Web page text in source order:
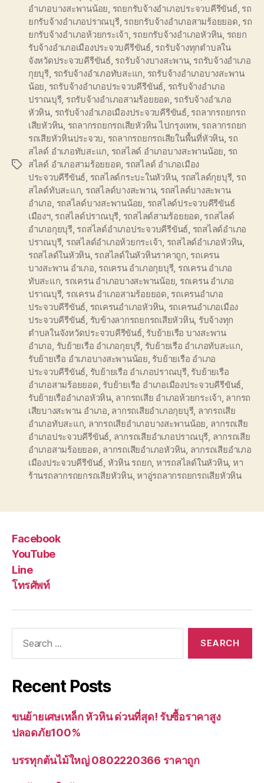
Tags
อำเภอบางสะพานน้อย, รถยกรับจ้างอำเภอประจวบคีรีขันธ์, รถ
ยกรับจ้างอำเภอปราณบุรี, รถยกรับจ้างอำเภอสามร้อยยอด, รถ
ยกรับจ้างอำเภอห้วยกระเจ้า, รถยกรับจ้างอำเภอหัวหิน, รถยก
รับจ้างอำเภอเมืองประจวบคีรีขันธ์, รถรับจ้างทุกตำบลใน
จังหวัดประจวบคีรีขันธ์, รถรับจ้างบางสะพาน, รถรับจ้างอำเภอ
กุยบุรี, รถรับจ้างอำเภอทับสะแก, รถรับจ้างอำเภอบางสะพาน
น้อย, รถรับจ้างอำเภอประจวบคีรีขันธ์, รถรับจ้างอำเภอ
ปราณบุรี, รถรับจ้างอำเภอสามร้อยยอด, รถรับจ้างอำเภอ
หัวหิน, รถรับจ้างอำเภอเมืองประจวบคีรีขันธ์, รถลากรถยกรถ
เสียหัวหิน, รถลากรถยกรถเสียหัวหิน ไปกรุงเทพ, รถลากรถยก
รถเสียหัวหินประจวบ, รถลากรถยกรถเสียในพื้นที่หัวหิน, รถ
สไลด์ อำเภอทับสะแก, รถสไลด์ อำเภอบางสะพานน้อย, รถ
สไลด์ อำเภอสามร้อยยอด, รถสไลด์ อำเภอเมือง
ประจวบคีรีขันธ์, รถสไลด์กระบะในหัวหิน, รถสไลด์กุยบุรี, รถ
สไลด์ทับสะแก, รถสไลด์บางสะพาน, รถสไลด์บางสะพาน
อำเภอ, รถสไลด์บางสะพานน้อย, รถสไลด์ประจวบคีรีขันธ์
เมืองฯ, รถสไลด์ปราณบุรี, รถสไลด์สามร้อยยอด, รถสไลด์
อำเภอกุยบุรี, รถสไลด์อำเภอประจวบคีรีขันธ์, รถสไลด์อำเภอ
ปราณบุรี, รถสไลด์อำเภอห้วยกระเจ้า, รถสไลด์อำเภอหัวหิน,
รถสไลด์ในหัวหิน, รถสไลด์ในหัวหินราคาถูก, รถเครน
บางสะพาน อำเภอ, รถเครน อำเภอกุยบุรี, รถเครน อำเภอ
ทับสะแก, รถเครน อำเภอบางสะพานน้อย, รถเครน อำเภอ
ปราณบุรี, รถเครน อำเภอสามร้อยยอด, รถเครนอำเภอ
ประจวบคีรีขันธ์, รถเครนอำเภอหัวหิน, รถเครนอำเภอเมือง
ประจวบคีรีขันธ์, รับข้างลากรถยกรถเสียหัวหิน, รับจ้างทุก
ตำบลในจังหวัดประจวบคีรีขันธ์, รับย้ายเรือ บางสะพาน
อำเภอ, รับย้ายเรือ อำเภอกุยบุรี, รับย้ายเรือ อำเภอทับสะแก,
รับย้ายเรือ อำเภอบางสะพานน้อย, รับย้ายเรือ อำเภอ
ประจวบคีรีขันธ์, รับย้ายเรือ อำเภอปราณบุรี, รับย้ายเรือ
อำเภอสามร้อยยอด, รับย้ายเรือ อำเภอเมืองประจวบคีรีขันธ์,
รับย้ายเรืออำเภอหัวหิน, ลากรถเสีย อำเภอห้วยกระเจ้า, ลากรถ
เสียบางสะพาน อำเภอ, ลากรถเสียอำเภอกุยบุรี, ลากรถเสีย
อำเภอทับสะแก, ลากรถเสียอำเภอบางสะพานน้อย, ลากรถเสีย
อำเภอประจวบคีรีขันธ์, ลากรถเสียอำเภอปราณบุรี, ลากรถเสีย
อำเภอสามร้อยยอด, ลากรถเสียอำเภอหัวหิน, ลากรถเสียอำเภอ
เมืองประจวบคีรีขันธ์, หัวหิน รถยก, หารถสไลด์ในหัวหิน, หา
ร้านรถลากรถยกรถเสียหัวหิน,หาอู่รถลากรถยกรถเสียหัวหิน
Facebook
YouTube
Line
โทรศัพท์
Recent Posts
ขนย้ายเศษเหล็ก หัวหิน ด่วนที่สุด! รับซื้อราคาสูง
ปลอดภัย100%
บรรทุกต้นไม้ใหญ่ 0802220366 ราคาถูก